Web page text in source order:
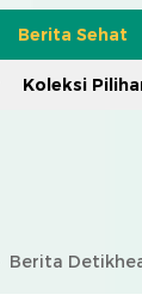
Berita Sehat
Koleksi
Berita